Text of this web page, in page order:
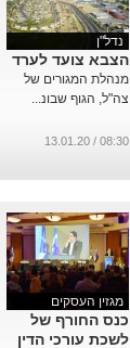
נדל"ן
הצבא צועד לערד
מנהלת המגורים של
צה"ל, הגוף שבונ...
08:30 / 13.01.20
מגזין העסקים
כנס החורף של
לשכת עורכי הדין